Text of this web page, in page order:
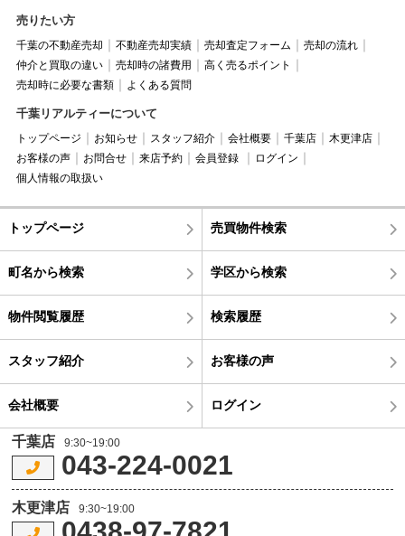
売りたい方
千葉の不動産売却 不動産売却実績 売却査定フォーム
売却の流れ
仲介と買取の違い
売却時の諸費用
高く売るポイント
売却時に必要な書類
よくある質問
千葉リアルティーについて
トップページ お知らせ スタッフ紹介 会社概要 千葉店
木更津店
お客様の声
お問合せ 来店予約 会員登録
ログイン
個人情報の取扱い
トップページ 売買物件検索
町名から検索 学区から検索
物件閲覧履歴 検索履歴
スタッフ紹介 お客様の声
会社概要 ログイン
千葉店 9:30~19:00
043-224-0021
木更津店 9:30~19:00